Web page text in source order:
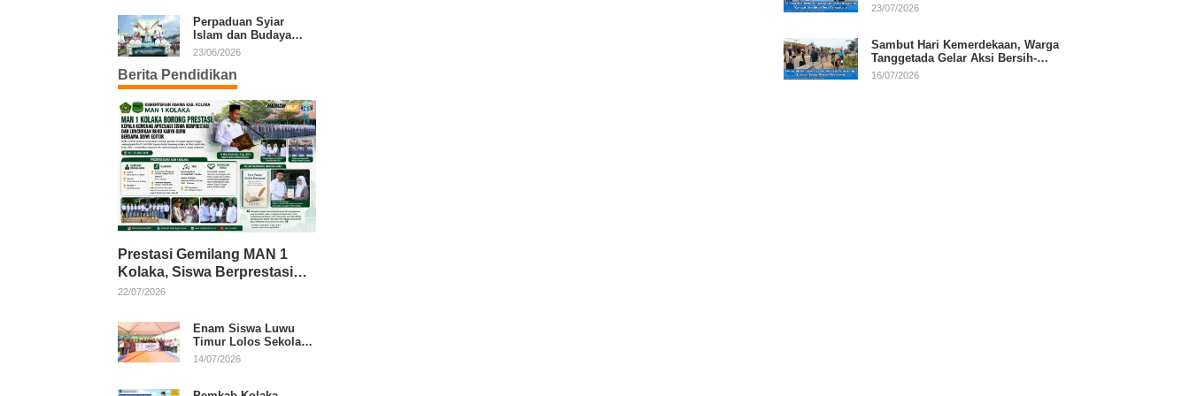
Perpaduan Syiar
Islam dan Budaya
Warnai Pawai Ta’aruf
23/06/2026
Berita Pendidikan
Prestasi Gemilang MAN 1
Kolaka, Siswa Berprestasi
dan Guru Berkarya Raih
22/07/2026
Enam Siswa Luwu
Timur Lolos Sekolah
Rakyat, Bupati: Jaga
14/07/2026
RI
23/07/2026
Sambut Hari Kemerdekaan, Warga
Tanggetada Gelar Aksi Bersih-
Bersih Desa
16/07/2026